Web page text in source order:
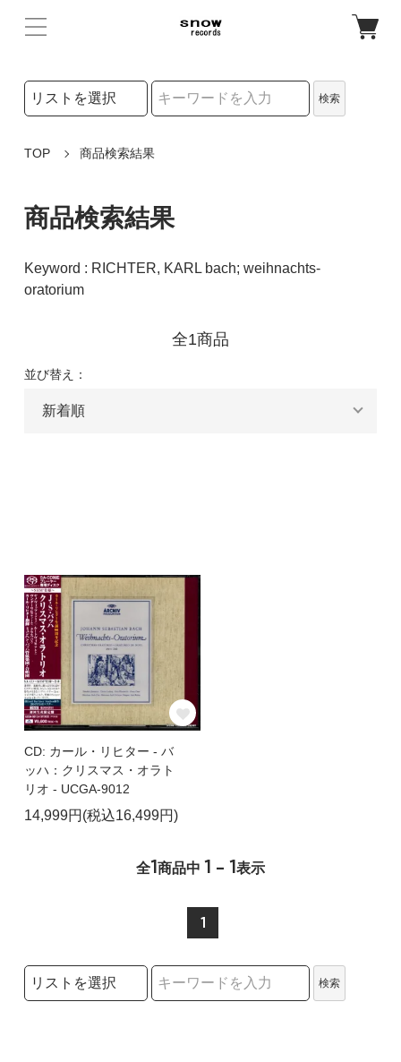
検索リストの選択
検索
TOP 商品検索結果
商品検索結果
Keyword : RICHTER, KARL bach; weihnachts-
oratorium
全1商品
並び替え：
CD: カール・リヒター - バ
ッハ：クリスマス・オラト
リオ - UCGA-9012
14,999円(税込16,499円)
全1商品中 1 - 1表示
1
検索リストの選択
検索